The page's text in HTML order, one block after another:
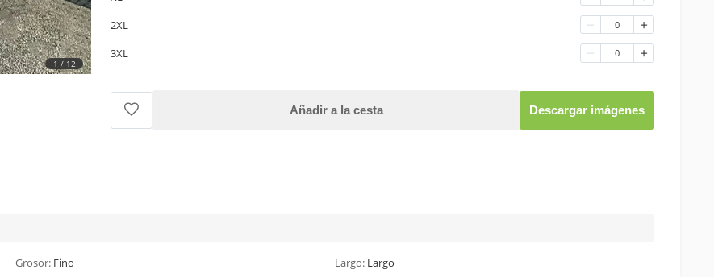
1 / 12
2XL 0
3XL 0
Añadir a la cesta Descargar imágenes
Grosor: Fino Largo: Largo